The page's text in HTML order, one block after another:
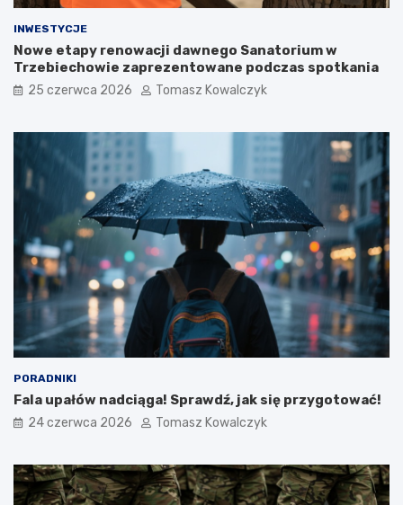
INWESTYCJE
Nowe etapy renowacji dawnego Sanatorium w
Trzebiechowie zaprezentowane podczas spotkania
25 czerwca 2026 Tomasz Kowalczyk
PORADNIKI
Fala upałów nadciąga! Sprawdź, jak się przygotować!
24 czerwca 2026 Tomasz Kowalczyk